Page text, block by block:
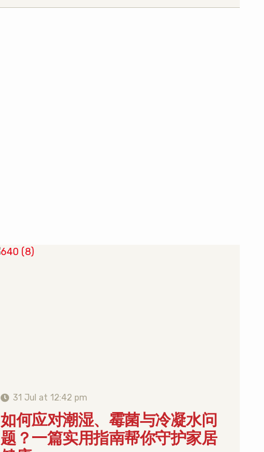
31 Jul at 12:42 pm
如何应对潮湿、霉菌与冷凝水问
题？一篇实用指南帮你守护家居